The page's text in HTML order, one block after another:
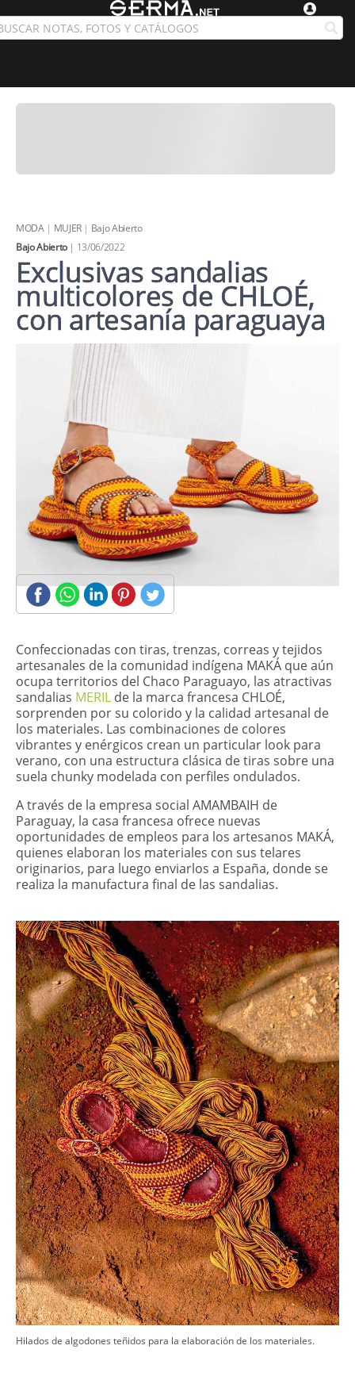
MODA| MUJER| Bajo Abierto
Bajo Abierto| 13/06/2022
Exclusivas sandalias
multicolores de CHLOÉ,
con artesanía paraguaya
​Confeccionadas con tiras, trenzas, correas y tejidos
artesanales de la comunidad indígena MAKÁ que aún
ocupa territorios del Chaco Paraguayo, las atractivas
sandalias MERIL de la marca francesa CHLOÉ,
sorprenden por su colorido y la calidad artesanal de
los materiales. Las combinaciones de colores
vibrantes y enérgicos crean un particular look para
verano, con una estructura clásica de tiras sobre una
suela chunky modelada con perfiles ondulados.
A través de la empresa social AMAMBAIH de
Paraguay, la casa francesa ofrece nuevas
oportunidades de empleos para los artesanos MAKÁ,
quienes elaboran los materiales con sus telares
originarios, para luego enviarlos a España, donde se
realiza la manufactura final de las sandalias.
​Hilados de algodones teñidos para la elaboración de los materiales.